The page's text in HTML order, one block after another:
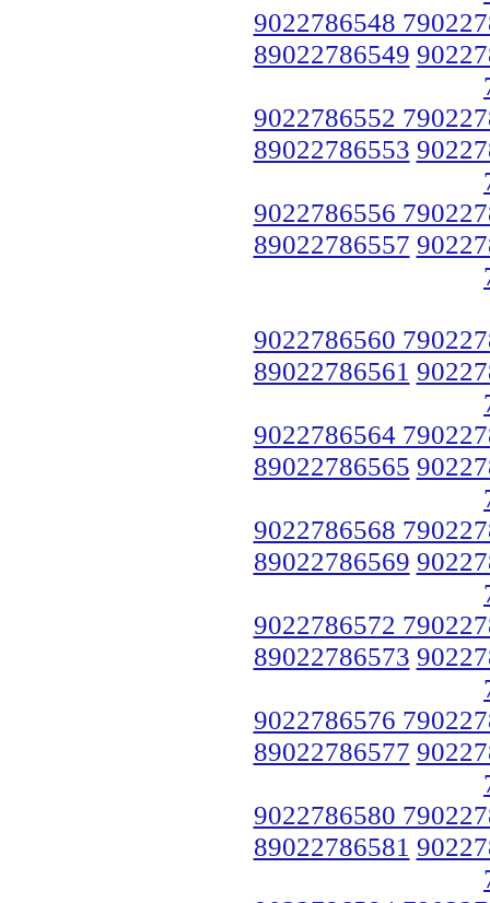
9022786548
89022786549
9022786552
89022786553
9022786556
89022786557
9022786560
89022786561
9022786564
89022786565
9022786568
89022786569
9022786572
89022786573
9022786576
89022786577
9022786580
89022786581